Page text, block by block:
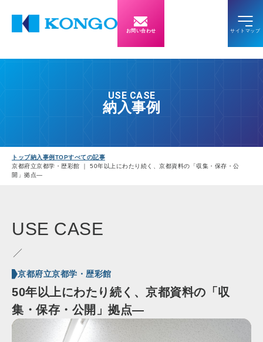
お問い合わせ
USE CASE
納入事例
トップ納入事例TOPすべての記事
京都府立京都学・歴彩館 ｜ 50年以上にわたり続く、京都資料の「収集・保存・公
開」拠点—
USE CASE
京都府立京都学・歴彩館
50年以上にわたり続く、京都資料の「収
集・保存・公開」拠点—